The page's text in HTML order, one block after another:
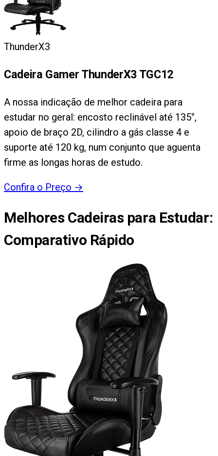
ThunderX3
Cadeira Gamer ThunderX3 TGC12
A nossa indicação de melhor cadeira para
estudar no geral: encosto reclinável até 135°,
apoio de braço 2D, cilindro a gás classe 4 e
suporte até 120 kg, num conjunto que aguenta
firme as longas horas de estudo.
Confira o Preço →
Melhores Cadeiras para Estudar:
Comparativo Rápido